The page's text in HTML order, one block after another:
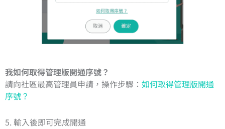
我如何取得管理版開通序號？
請向社區最高管理員申請，操作步驟： 如何取得管理版開通
序號？
5. 輸入後即可完成開通